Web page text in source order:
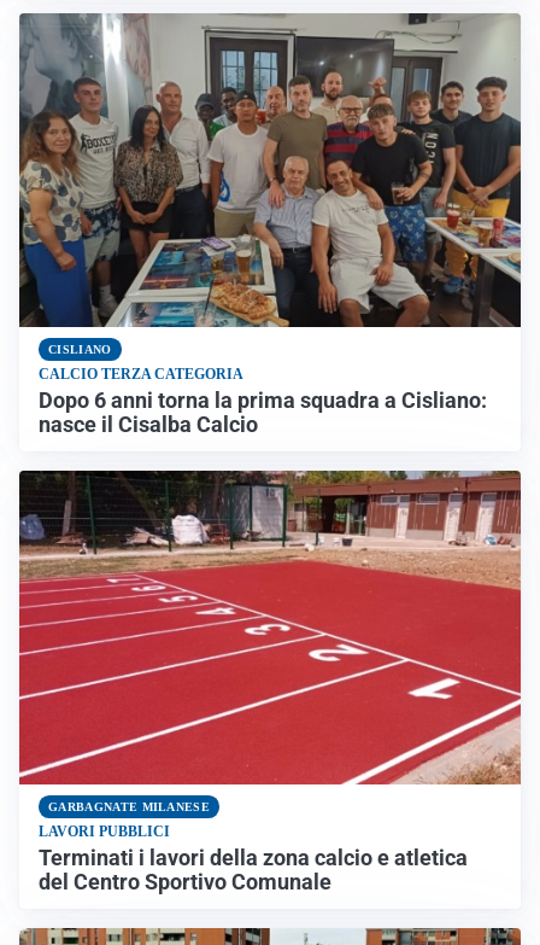
CISLIANO
CALCIO TERZA CATEGORIA
Dopo 6 anni torna la prima squadra a Cisliano:
nasce il Cisalba Calcio
GARBAGNATE MILANESE
LAVORI PUBBLICI
Terminati i lavori della zona calcio e atletica
del Centro Sportivo Comunale